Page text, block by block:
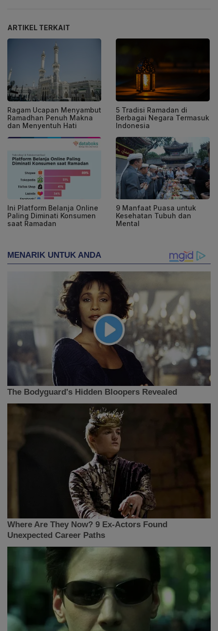
ARTIKEL TERKAIT
Ragam Ucapan Menyambut
Ramadhan Penuh Makna
dan Menyentuh Hati
5 Tradisi Ramadan di
Berbagai Negara Termasuk
Indonesia
Ini Platform Belanja Online
Paling Diminati Konsumen
saat Ramadan
9 Manfaat Puasa untuk
Kesehatan Tubuh dan
Mental